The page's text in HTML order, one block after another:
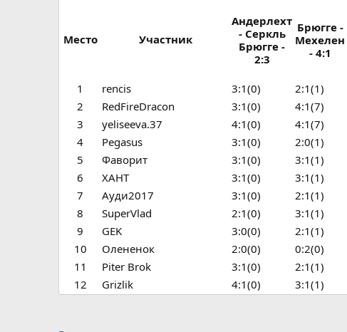
Место Участник
Андерлехт
- Серкль
Брюгге -
2:3
Брюгге -
Мехелен
- 4:1
1 rencis 3:1(0) 2:1(1)
2
RedFireDracon 3:1(0) 4:1(7)
3
yeliseeva.37 4:1(0) 4:1(7)
4
Pegasus 3:1(0) 2:0(1)
5
Фаворит 3:1(0) 3:1(1)
6
ХАНТ 3:1(0) 3:1(1)
7
Ауди2017 3:1(0) 2:1(1)
8
SuperVlad 2:1(0) 3:1(1)
9
GEK 3:0(0) 2:1(1)
10
Олененок 2:0(0) 0:2(0)
11
Piter Brok 3:1(0) 2:1(1)
12
Grizlik 4:1(0) 3:1(1)